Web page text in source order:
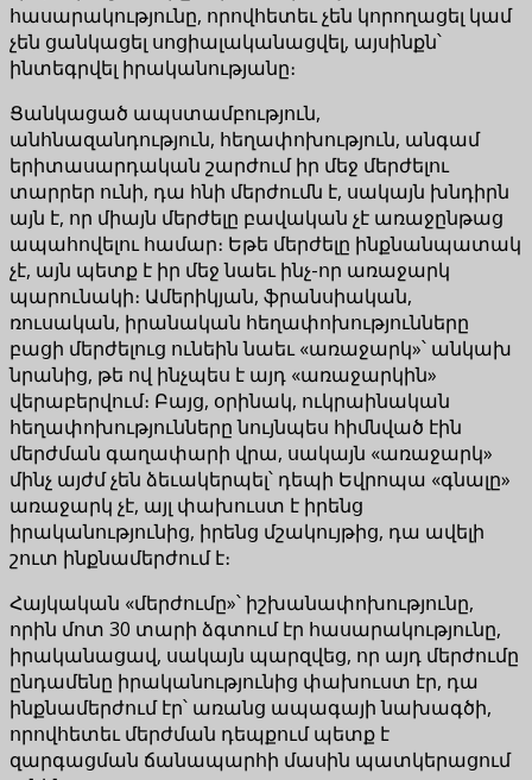
հասարակությունը, որովհետեւ չեն կորողացել կամ
չեն ցանկացել սոցիալականացվել, այսինքն՝
ինտեգրվել իրականությանը։
Ցանկացած ապստամբություն,
անհնազանդություն, հեղափոխություն, անգամ
երիտասարդական շարժում իր մեջ մերժելու
տարրեր ունի, դա հնի մերժումն է, սակայն խնդիրն
այն է, որ միայն մերժելը բավական չէ առաջընթաց
ապահովելու համար։ Եթե մերժելը ինքնանպատակ
չէ, այն պետք է իր մեջ նաեւ ինչ-որ առաջարկ
պարունակի։ Ամերիկյան, ֆրանսիական,
ռուսական, իրանական հեղափոխությունները
բացի մերժելուց ունեին նաեւ «առաջարկ»՝ անկախ
նրանից, թե ով ինչպես է այդ «առաջարկին»
վերաբերվում։ Բայց, օրինակ, ուկրաինական
հեղափոխությունները նույնպես հիմնված էին
մերժման գաղափարի վրա, սակայն «առաջարկ»
մինչ այժմ չեն ձեւակերպել՝ դեպի Եվրոպա «գնալը»
առաջարկ չէ, այլ փախուստ է իրենց
իրականությունից, իրենց մշակույթից, դա ավելի
շուտ ինքնամերժում է։
Հայկական «մերժումը»՝ իշխանափոխությունը,
որին մոտ 30 տարի ձգտում էր հասարակությունը,
իրականացավ, սակայն պարզվեց, որ այդ մերժումը
ընդամենը իրականությունից փախուստ էր, դա
ինքնամերժում էր՝ առանց ապագայի նախագծի,
որովհետեւ մերժման դեպքում պետք է
զարգացման ճանապարհի մասին պատկերացում